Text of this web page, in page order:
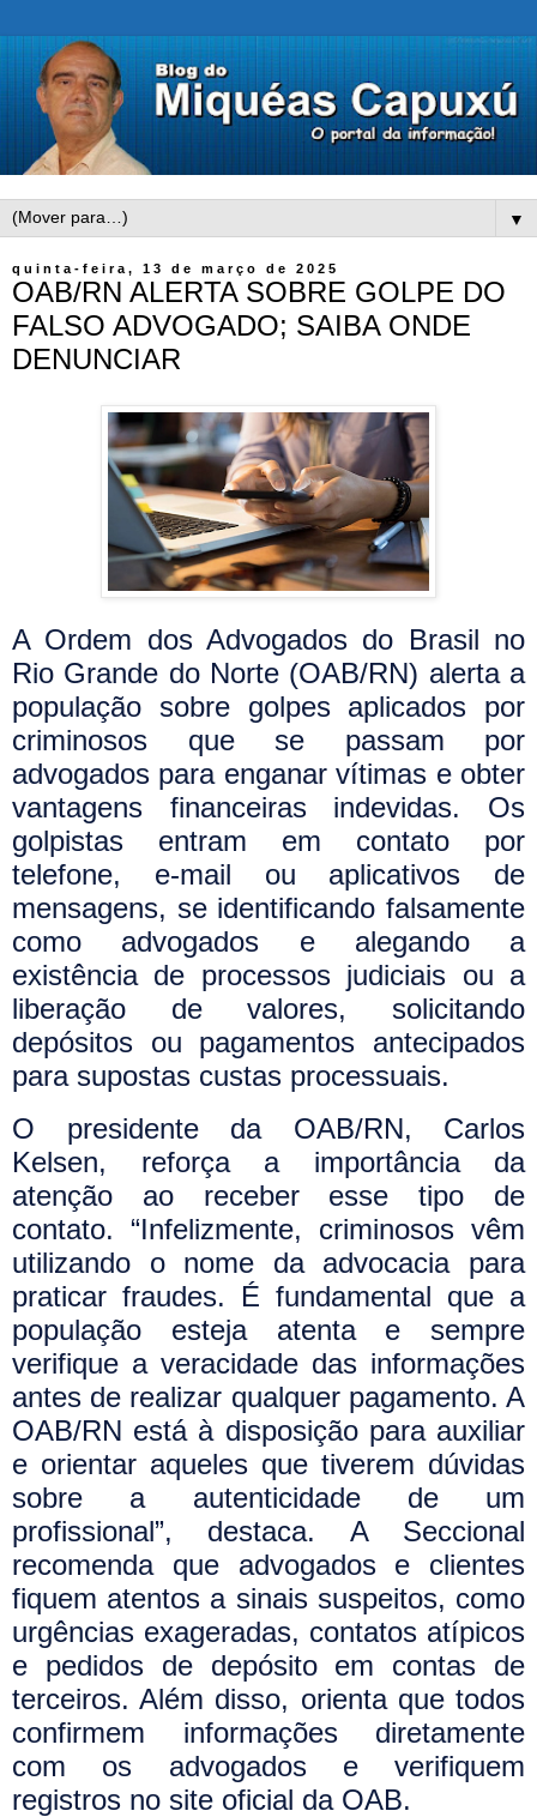
▼
quinta-feira, 13 de março de 2025
OAB/RN ALERTA SOBRE GOLPE DO
FALSO ADVOGADO; SAIBA ONDE
DENUNCIAR
A Ordem dos Advogados do Brasil no
Rio Grande do Norte (OAB/RN) alerta a
população sobre golpes aplicados por
criminosos que se passam por
advogados para enganar vítimas e obter
vantagens financeiras indevidas. Os
golpistas entram em contato por
telefone, e-mail ou aplicativos de
mensagens, se identificando falsamente
como advogados e alegando a
existência de processos judiciais ou a
liberação de valores, solicitando
depósitos ou pagamentos antecipados
para supostas custas processuais.
O presidente da OAB/RN, Carlos
Kelsen, reforça a importância da
atenção ao receber esse tipo de
contato. “Infelizmente, criminosos vêm
utilizando o nome da advocacia para
praticar fraudes. É fundamental que a
população esteja atenta e sempre
verifique a veracidade das informações
antes de realizar qualquer pagamento. A
OAB/RN está à disposição para auxiliar
e orientar aqueles que tiverem dúvidas
sobre a autenticidade de um
profissional”, destaca. A Seccional
recomenda que advogados e clientes
fiquem atentos a sinais suspeitos, como
urgências exageradas, contatos atípicos
e pedidos de depósito em contas de
terceiros. Além disso, orienta que todos
confirmem informações diretamente
com os advogados e verifiquem
registros no site oficial da OAB.